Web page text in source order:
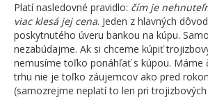
Platí nasledovné pravidlo: čím je
viac klesá jej cena. Jeden z hlavných
poskytnutého úveru bankou na kúpu.
nezabúdajme. Ak si chceme kúpiť
nemusíme toľko ponáhľať s kúpou. Máme
trhu nie je toľko záujemcov ako pred
(samozrejme neplatí to len pri